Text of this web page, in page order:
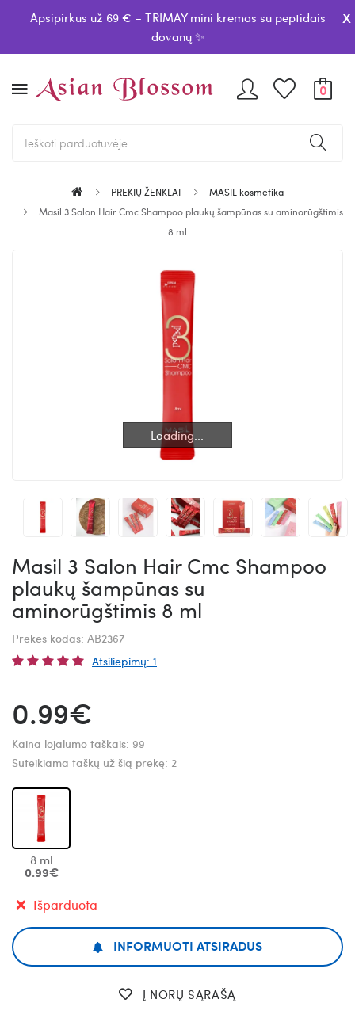
Apsipirkus už 69 € – TRIMAY mini kremas su peptidais
dovanų ✨
x
0
PREKIŲ ŽENKLAI
MASIL kosmetika
Masil 3 Salon Hair Cmc Shampoo plaukų šampūnas su aminorūgštimis
8 ml
Loading...
Loading...
Masil 3 Salon Hair Cmc Shampoo
plaukų šampūnas su
aminorūgštimis 8 ml
Prekės kodas: AB2367
Atsiliepimų: 1
0.99€
Kaina lojalumo taškais: 99
Suteikiama taškų už šią prekę: 2
8 ml
0.99€
Išparduota
INFORMUOTI ATSIRADUS
Į NORŲ SĄRAŠĄ